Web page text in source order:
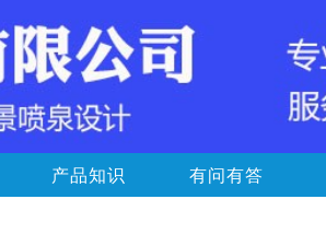
产品知识 有问有答